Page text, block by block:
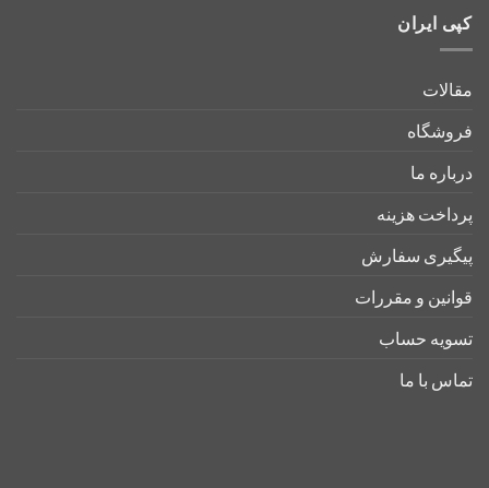
کپی ایران
مقالات
فروشگاه
درباره ما
پرداخت هزینه
پیگیری سفارش
قوانین و مقررات
تسویه حساب
تماس با ما